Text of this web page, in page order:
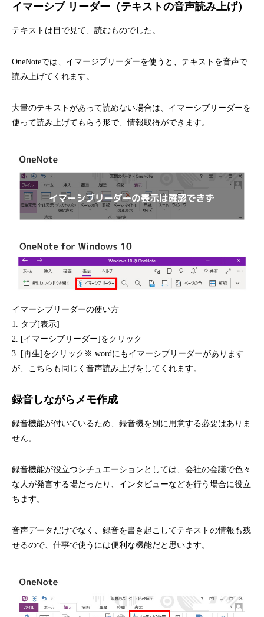
イマーシブ リーダー（テキストの音声読み上げ）
テキストは目で見て、読むものでした。
OneNoteでは、イマージブリーダーを使うと、テキストを音声で
読み上げてくれます。
大量のテキストがあって読めない場合は、イマーシブリーダーを
使って読み上げてもらう形で、情報取得ができます。
イマーシブリーダーの使い方
1. タブ[表示]
2. [イマーシブリーダー]をクリック
3. [再生]をクリック※ wordにもイマーシブリーダーがあります
が、こちらも同じく音声読み上げをしてくれます。
録音しながらメモ作成
録音機能が付いているため、録音機を別に用意する必要はありま
せん。
録音機能が役立つシチュエーションとしては、会社の会議で色々
な人が発言する場だったり、インタビューなどを行う場合に役立
ちます。
音声データだけでなく、録音を書き起こしてテキストの情報も残
せるので、仕事で使うには便利な機能だと思います。